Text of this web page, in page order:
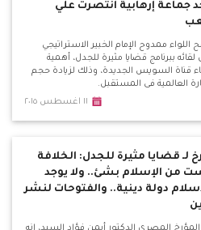
جماعة إرهابية انتصرت علي
اللواء ممدوح الإمام الخبير الاستراتيجي
لقائه ببرنامج قضايا مثيرة للجدل، أهمية
قناة السويس الجديدة، وذلك لزيادة حجم
العالمية في المستقبل.
١١ اغسطس ٢٠١٥
لـ قضايا مثيرة للجدل: الخلافة
من الإسلام بشئ.. ولا يوجد
دولة دينية.. والفتوحات لنشر